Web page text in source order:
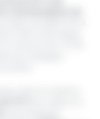
néerlandaises de
2016, l’Allemagne
marché avec 2 279
que l’Espagne